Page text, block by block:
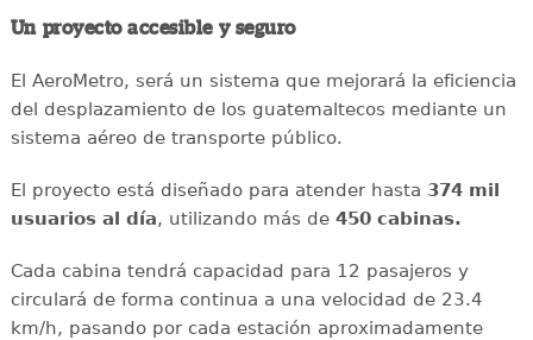
Un proyecto accesible y seguro
El AeroMetro, será un sistema que mejorará la eficiencia
del desplazamiento de los guatemaltecos mediante un
sistema aéreo de transporte público.
El proyecto está diseñado para atender hasta 374 mil
usuarios al día, utilizando más de 450 cabinas.
Cada cabina tendrá capacidad para 12 pasajeros y
circulará de forma continua a una velocidad de 23.4
km/h, pasando por cada estación aproximadamente